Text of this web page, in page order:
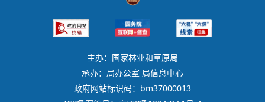
主办：国家林业和草原局
承办：局办公室 局信息中心
政府网站标识码：bm37000013